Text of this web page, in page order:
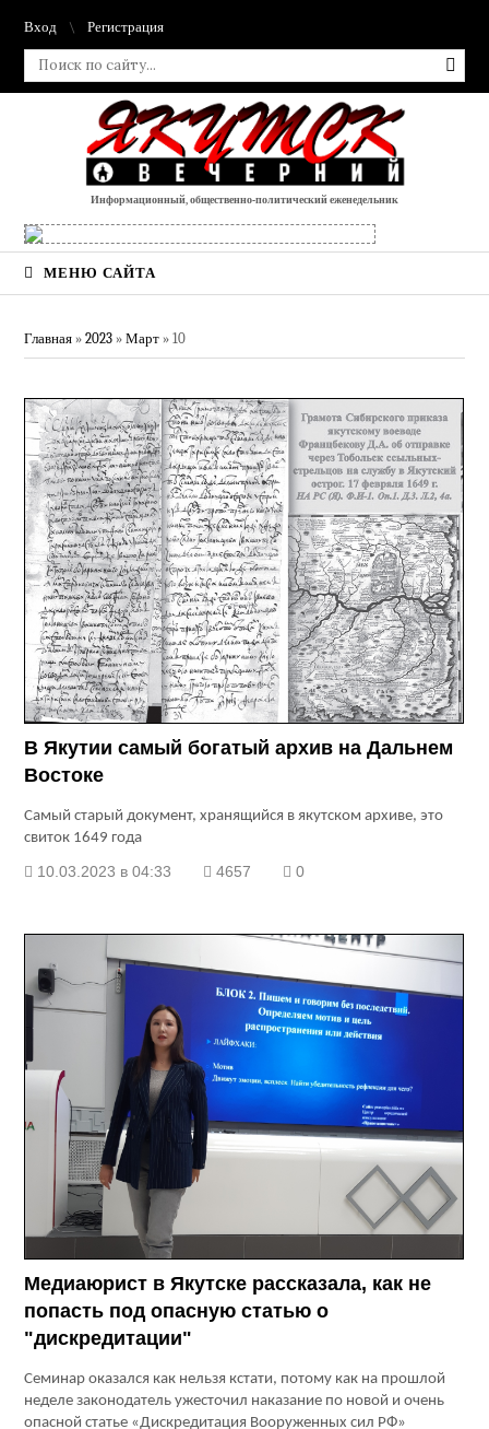
Вход Регистрация
Информационный, общественно-политический еженедельник
МЕНЮ САЙТА
Главная »2023 » Март » 10
В Якутии самый богатый архив на Дальнем
Востоке
Самый старый документ, хранящийся в якутском архиве, это
свиток 1649 года
10.03.2023 в 04:33 4657 0
Медиаюрист в Якутске рассказала, как не
попасть под опасную статью о
"дискредитации"
Семинар оказался как нельзя кстати, потому как на прошлой
неделе законодатель ужесточил наказание по новой и очень
опасной статье «Дискредитация Вооруженных сил РФ»